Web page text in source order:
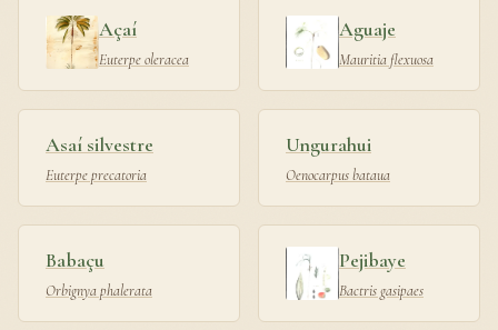
Açaí
Euterpe oleracea
Aguaje
Mauritia flexuosa
Asaí silvestre
Euterpe precatoria
Ungurahui
Oenocarpus bataua
Babaçu
Orbignya phalerata
Pejibaye
Bactris gasipaes